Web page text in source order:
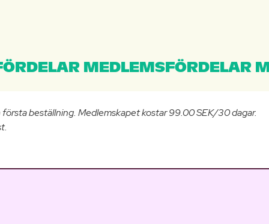
beställning. Medlemskapet kostar 99.00 SEK/30 dagar.